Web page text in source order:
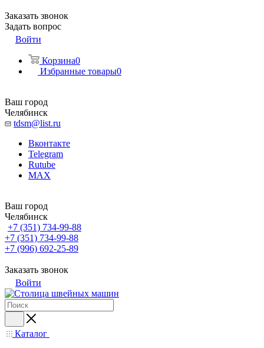
Заказать звонок
Задать вопрос
Войти
Корзина0
Избранные товары0
Ваш город
Челябинск
tdsm@list.ru
Вконтакте
Telegram
Rutube
MAX
Ваш город
Челябинск
+7 (351) 734-99-88
+7 (351) 734-99-88
+7 (996) 692-25-89
Заказать звонок
Войти
Каталог